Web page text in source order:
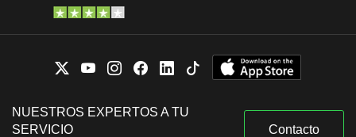
NUESTROS EXPERTOS A TU
SERVICIO
Contacto